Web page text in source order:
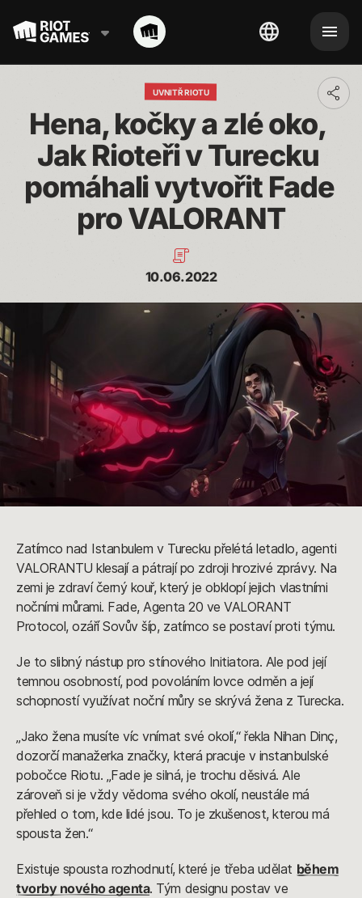
UVNITŘ RIOTU
Hena, kočky a zlé oko,
Jak Rioteři v Turecku
pomáhali vytvořit Fade
pro VALORANT
10.06.2022
Zatímco nad Istanbulem v Turecku přelétá letadlo, agenti
VALORANTU klesají a pátrají po zdroji hrozivé zprávy. Na
zemi je zdraví černý kouř, který je obklopí jejich vlastními
nočními můrami. Fade, Agenta 20 ve VALORANT
Protocol, ozáří Sovův šíp, zatímco se postaví proti týmu.
Je to slibný nástup pro stínového Initiatora. Ale pod její
temnou osobností, pod povoláním lovce odměn a její
schopností využívat noční můry se skrývá žena z Turecka.
„Jako žena musíte víc vnímat své okolí,“ řekla Nihan Dinç,
dozorčí manažerka značky, která pracuje v instanbulské
pobočce Riotu. „Fade je silná, je trochu děsivá. Ale
zároveň si je vždy vědoma svého okolí, neustále má
přehled o tom, kde lidé jsou. To je zkušenost, kterou má
spousta žen.“
Existuje spousta rozhodnutí, které je třeba udělat během
tvorby nového agenta. Tým designu postav ve